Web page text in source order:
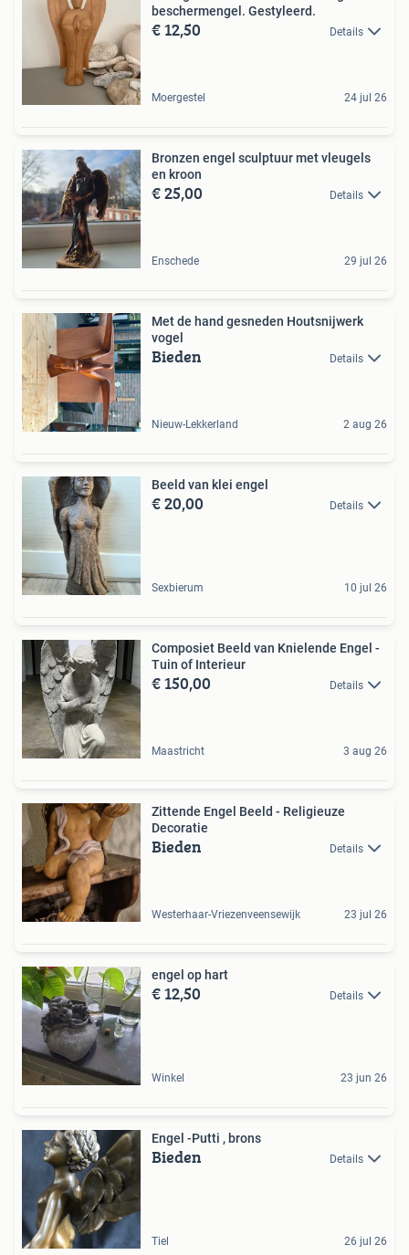
beschermengel. Gestyleerd.
€ 12,50 Details
Moergestel 24 jul 26
Bronzen engel sculptuur met vleugels
en kroon
€ 25,00 Details
Enschede 29 jul 26
Met de hand gesneden Houtsnijwerk
vogel
Bieden Details
Nieuw-Lekkerland 2 aug 26
Beeld van klei engel
€ 20,00 Details
Sexbierum 10 jul 26
Composiet Beeld van Knielende Engel -
Tuin of Interieur
€ 150,00 Details
Maastricht 3 aug 26
Zittende Engel Beeld - Religieuze
Decoratie
Bieden Details
Westerhaar-Vriezenveensewijk 23 jul 26
engel op hart
€ 12,50 Details
Winkel 23 jun 26
Engel -Putti , brons
Bieden Details
Tiel 26 jul 26